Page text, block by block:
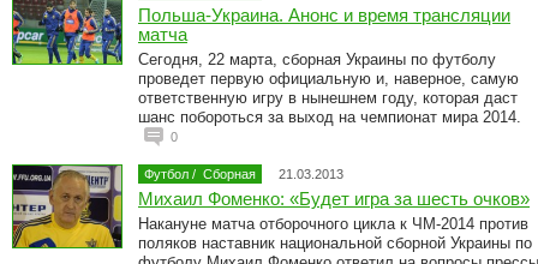
Польша-Украина. Анонс и время трансляции
матча
Сегодня, 22 марта, сборная Украины по футболу
проведет первую официальную и, наверное, самую
ответственную игру в нынешнем году, которая даст
шанс побороться за выход на чемпионат мира 2014.
0
Футбол / Сборная 21.03.2013
Михаил Фоменко: «Будет игра за шесть очков»
Накануне матча отборочного цикла к ЧМ-2014 против
поляков наставник национальной сборной Украины по